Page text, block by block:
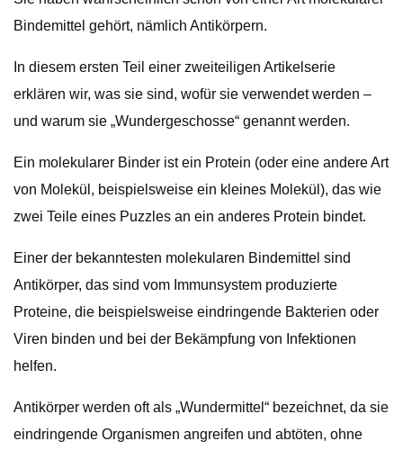
Bindemittel gehört, nämlich Antikörpern.
In diesem ersten Teil einer zweiteiligen Artikelserie
erklären wir, was sie sind, wofür sie verwendet werden –
und warum sie „Wundergeschosse“ genannt werden.
Ein molekularer Binder ist ein Protein (oder eine andere Art
von Molekül, beispielsweise ein kleines Molekül), das wie
zwei Teile eines Puzzles an ein anderes Protein bindet.
Einer der bekanntesten molekularen Bindemittel sind
Antikörper, das sind vom Immunsystem produzierte
Proteine, die beispielsweise eindringende Bakterien oder
Viren binden und bei der Bekämpfung von Infektionen
helfen.
Antikörper werden oft als „Wundermittel“ bezeichnet, da sie
eindringende Organismen angreifen und abtöten, ohne